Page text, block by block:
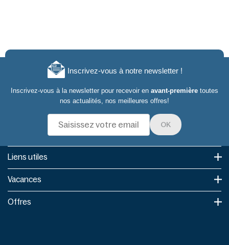
Inscrivez-vous à notre newsletter !
Inscrivez-vous à la newsletter pour recevoir en avant-première toutes
nos actualités, nos meilleures offres!
OK
Liens utiles​
Vacances
Offres